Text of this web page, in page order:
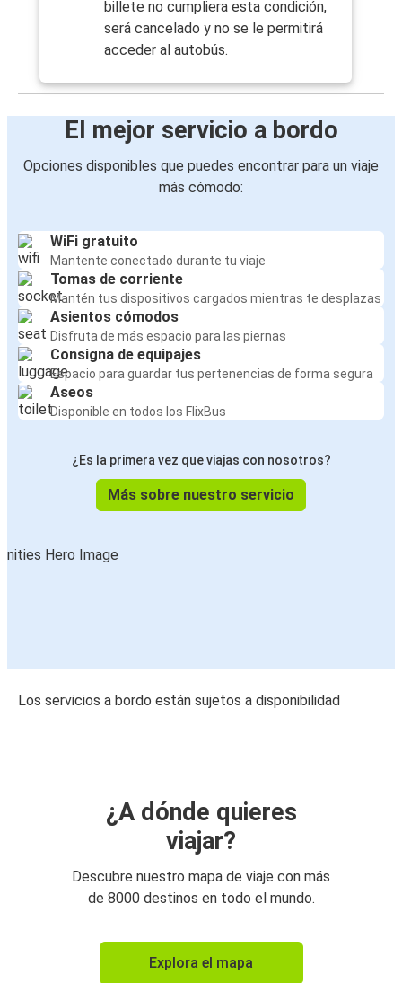
billete no cumpliera esta condición,
será cancelado y no se le permitirá
acceder al autobús.
El mejor servicio a bordo
Opciones disponibles que puedes encontrar para un viaje
más cómodo:
WiFi gratuito
Mantente conectado durante tu viaje
Tomas de corriente
Mantén tus dispositivos cargados mientras te desplazas
Asientos cómodos
Disfruta de más espacio para las piernas
Consigna de equipajes
Espacio para guardar tus pertenencias de forma segura
Aseos
Disponible en todos los FlixBus
¿Es la primera vez que viajas con nosotros?
Más sobre nuestro servicio
Los servicios a bordo están sujetos a disponibilidad
¿A dónde quieres
viajar?
Descubre nuestro mapa de viaje con más
de 8000 destinos en todo el mundo.
Explora el mapa